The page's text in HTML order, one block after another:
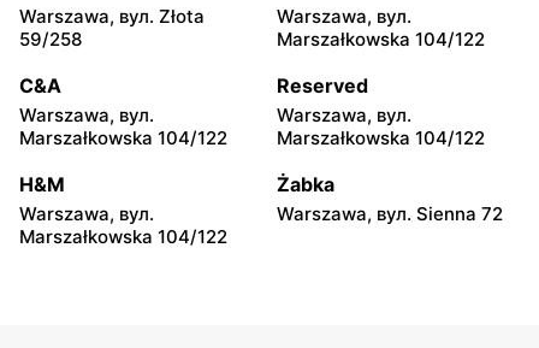
Cersanit Cersanit
Cersanit
Czosnów, вул. Warszawska
Cersanit
Boża Wola, вул. Klonowa 17
Cersanit
Milanówek, вул. Królewska
Cersanit
Warszawa, вул. Złota
59/258
Warszawa, вул.
Marszałkowska 104/122
C&A
Warszawa, вул.
Marszałkowska 104/122
Reserved
Warszawa, вул.
Marszałkowska 104/122
H&M
Warszawa, вул.
Marszałkowska 104/122
Żabka
Warszawa, вул. Sienna 72